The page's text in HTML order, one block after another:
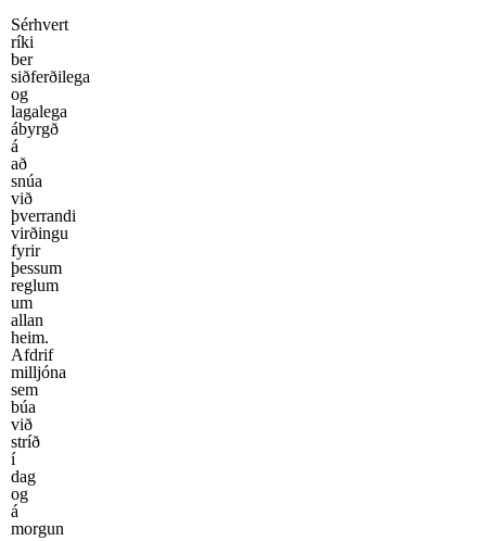
Sérhvert
ríki
ber
siðferðilega
og
lagalega
ábyrgð
á
að
snúa
við
þverrandi
virðingu
fyrir
þessum
reglum
um
allan
heim.
Afdrif
milljóna
sem
búa
við
stríð
í
dag
og
á
morgun